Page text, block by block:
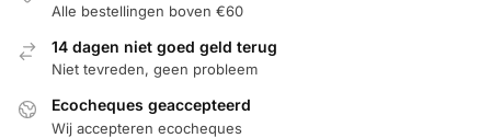
Alle bestellingen boven €60
14 dagen niet goed geld terug
Niet tevreden, geen probleem
Ecocheques geaccepteerd
Wij accepteren ecocheques